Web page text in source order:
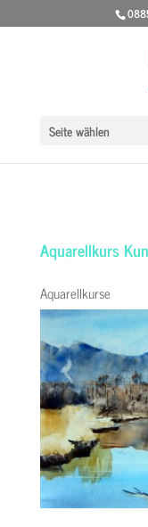
Seite wählen
Aquarellkurs
Aquarellkurse